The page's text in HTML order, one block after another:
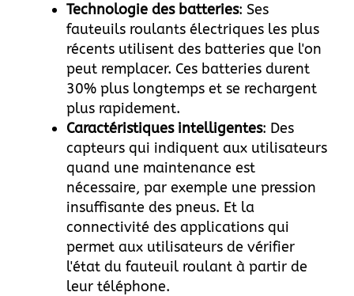
Technologie des batteries: Ses
fauteuils roulants électriques les plus
récents utilisent des batteries que l'on
peut remplacer. Ces batteries durent
30% plus longtemps et se rechargent
plus rapidement.
Caractéristiques intelligentes: Des
capteurs qui indiquent aux utilisateurs
quand une maintenance est
nécessaire, par exemple une pression
insuffisante des pneus. Et la
connectivité des applications qui
permet aux utilisateurs de vérifier
l'état du fauteuil roulant à partir de
leur téléphone.